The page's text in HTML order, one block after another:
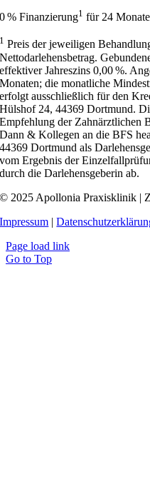
0 % Finanzierung1 für 24 Monate
1 Preis der jeweiligen
Nettodarlehensbetrag.
effektiver Jahreszins 0,00 %.
Monaten; die monatliche
erfolgt ausschließlich für den
Hülshof 24, 44369 Dortmund.
Empfehlung der Zahnärztlichen
Dann & Kollegen an die BFS
44369 Dortmund als
vom Ergebnis der
durch die Darlehensgeberin ab.
© 2025 Apollonia Praxisklinik |
Impressum |
Page load link
Go to Top